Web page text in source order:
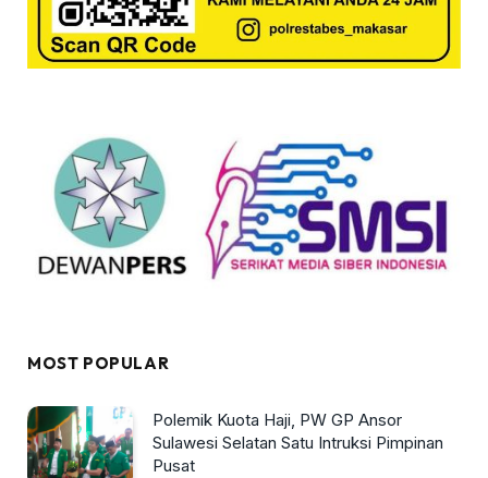
MOST POPULAR
Polemik Kuota Haji, PW GP Ansor
Sulawesi Selatan Satu Intruksi Pimpinan
Pusat